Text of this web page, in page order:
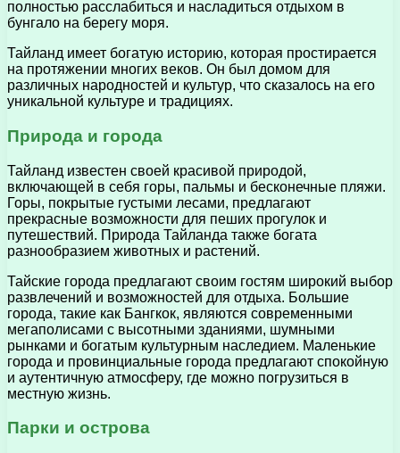
полностью расслабиться и насладиться отдыхом в
бунгало на берегу моря.
Тайланд имеет богатую историю, которая простирается
на протяжении многих веков. Он был домом для
различных народностей и культур, что сказалось на его
уникальной культуре и традициях.
Природа и города
Тайланд известен своей красивой природой,
включающей в себя горы, пальмы и бесконечные пляжи.
Горы, покрытые густыми лесами, предлагают
прекрасные возможности для пеших прогулок и
путешествий. Природа Тайланда также богата
разнообразием животных и растений.
Тайские города предлагают своим гостям широкий выбор
развлечений и возможностей для отдыха. Большие
города, такие как Бангкок, являются современными
мегаполисами с высотными зданиями, шумными
рынками и богатым культурным наследием. Маленькие
города и провинциальные города предлагают спокойную
и аутентичную атмосферу, где можно погрузиться в
местную жизнь.
Парки и острова